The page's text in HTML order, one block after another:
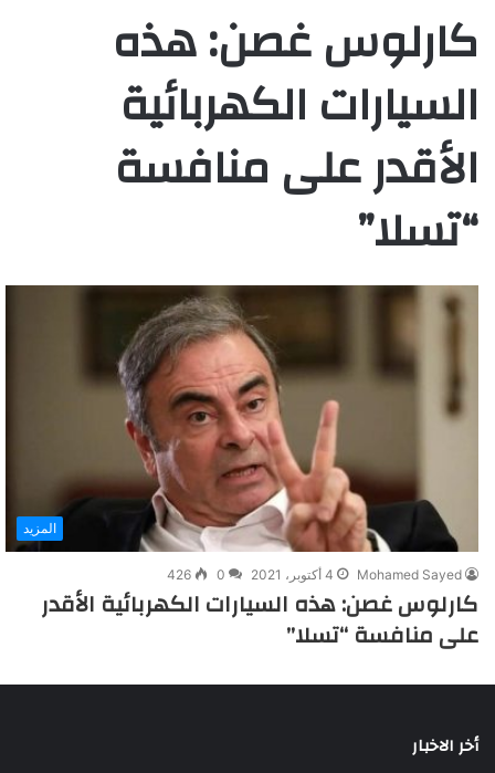
كارلوس غصن: هذه
السيارات الكهربائية
الأقدر على منافسة
“تسلا”
المزيد
Mohamed Sayed 4 أكتوبر، 2021 0
426
كارلوس غصن: هذه السيارات الكهربائية الأقدر
على منافسة “تسلا”
أخر الاخبار